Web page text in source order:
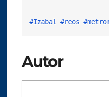
#Izabal #reos
Autor